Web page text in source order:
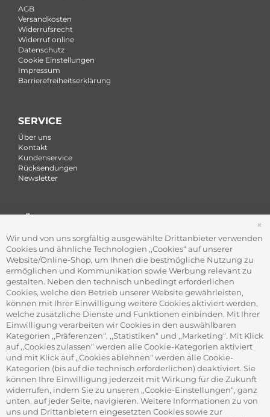
AGB
Versandkosten
Widerrufsrecht
Widerruf online
Datenschutz
Cookie Einstellungen
Impressum
Barrierefreiheitserklärung
SERVICE
Über uns
Kontakt
Kundenservice
Rücksendungen
Newsletter
FÜR FIRMEN
Office Coffee Kaffee für das Büro
Firmenkundenservice
Firmenrabatt-Programm
Werbegeschenke
ADRESSE
Gourvita GmbH
Adam-Opel-Str. 19
63322 Rödermark
SICHER ZAHLEN
Wir und von uns sorgfältig ausgewählte Drittanbieter verwenden
Cookies und ähnliche Technologien ,,Cookies“ auf unserer
Website/Online-Shop, um Ihnen die bestmögliche Nutzung zu
ermöglichen und Kommunikation sowie Werbung relevant zu
gestalten. Neben den technisch unbedingt erforderlichen
Cookies, welche den Betrieb unserer Website gewährleisten,
können mit Ihrer Einwilligung weitere Cookies aktiviert werden,
welche zusätzliche Dienste und Funktionen einbinden. Mit Ihrer
Einwilligung verarbeiten wir Cookies in den auswählbaren
Kategorien ,,Präferenzen“, ,,Statistiken“ und ,,Marketing“. Mit Klick
auf ,,Cookies zulassen“ werden alle Cookie-Kategorien aktiviert
und mit Klick auf ,,Cookies ablehnen“ werden alle Cookie-
Kategorien (bis auf die technisch erforderlichen) deaktiviert. Sie
können Ihre Einwilligung jederzeit mit Wirkung für die Zukunft
widerrufen, indem Sie zu unseren ,,Cookie-Einstellungen“, ganz
unten, auf jeder Seite, navigieren. Weitere Informationen zu von
uns und Drittanbietern eingesetzten Cookies sowie zur